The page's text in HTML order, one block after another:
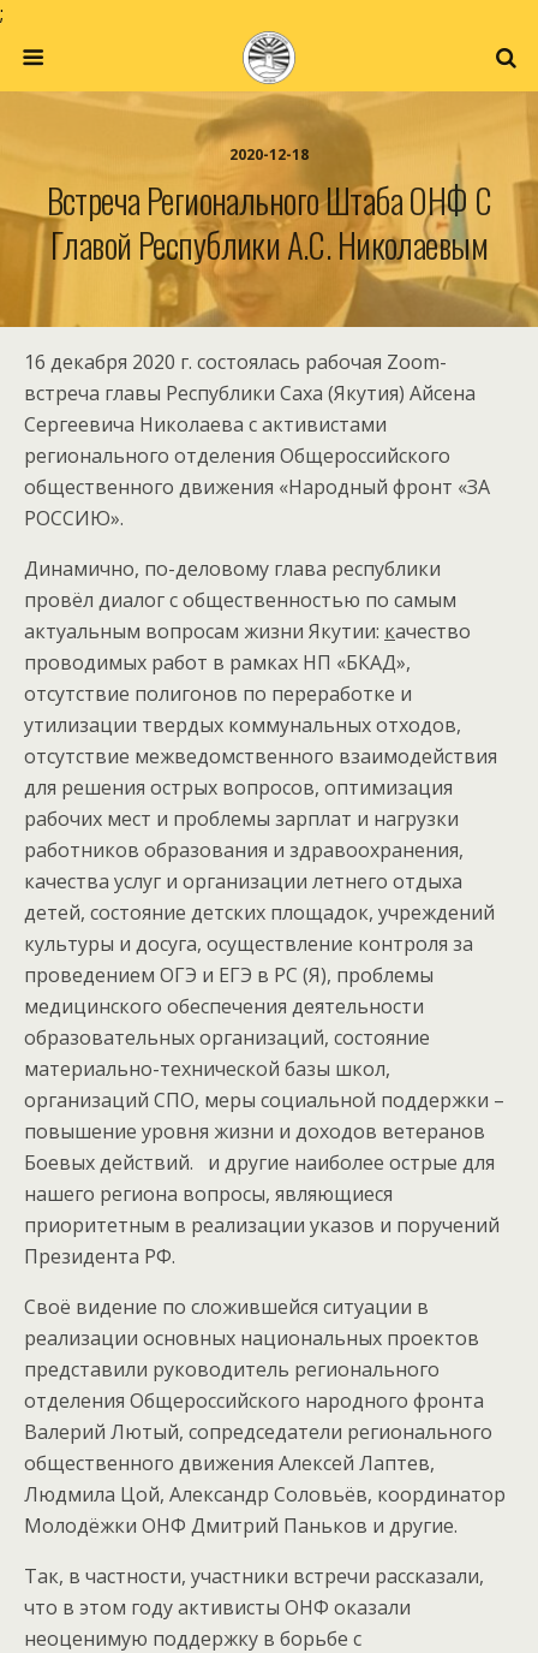
;
2020-12-18
Встреча Регионального Штаба ОНФ С
Главой Республики А.С. Николаевым
16 декабря 2020 г. состоялась рабочая Zoom-
встреча главы Республики Саха (Якутия) Айсена
Сергеевича Николаева с активистами
регионального отделения Общероссийского
общественного движения «Народный фронт «ЗА
РОССИЮ».
Динамично, по-деловому глава республики
провёл диалог с общественностью по самым
актуальным вопросам жизни Якутии: качество
проводимых работ в рамках НП «БКАД»,
отсутствие полигонов по переработке и
утилизации твердых коммунальных отходов,
отсутствие межведомственного взаимодействия
для решения острых вопросов, оптимизация
рабочих мест и проблемы зарплат и нагрузки
работников образования и здравоохранения,
качества услуг и организации летнего отдыха
детей, состояние детских площадок, учреждений
культуры и досуга, осуществление контроля за
проведением ОГЭ и ЕГЭ в РС (Я), проблемы
медицинского обеспечения деятельности
образовательных организаций, состояние
материально-технической базы школ,
организаций СПО, меры социальной поддержки –
повышение уровня жизни и доходов ветеранов
Боевых действий. и другие наиболее острые для
нашего региона вопросы, являющиеся
приоритетным в реализации указов и поручений
Президента РФ.
Своё видение по сложившейся ситуации в
реализации основных национальных проектов
представили руководитель регионального
отделения Общероссийского народного фронта
Валерий Лютый, сопредседатели регионального
общественного движения Алексей Лаптев,
Людмила Цой, Александр Соловьёв, координатор
Молодёжки ОНФ Дмитрий Паньков и другие.
Так, в частности, участники встречи рассказали,
что в этом году активисты ОНФ оказали
неоценимую поддержку в борьбе с